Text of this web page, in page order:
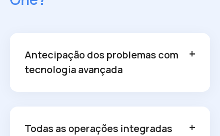
Antecipação dos problemas com
tecnologia avançada
Todas as operações integradas